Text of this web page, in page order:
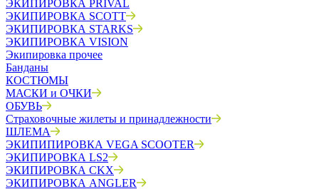
ЭКИПИРОВКА PRIVAL
ЭКИПИРОВКА SCOTT
ЭКИПИРОВКА STARKS
ЭКИПИРОВКА VISION
Экипировка прочее
Банданы
КОСТЮМЫ
МАСКИ и ОЧКИ
ОБУВЬ
Страховочные жилеты и принадлежности
ШЛЕМА
ЭКИПИПИРОВКА VEGA SCOOTER
ЭКИПИРОВКА LS2
ЭКИПИРОВКА CKX
ЭКИПИРОВКА ANGLER